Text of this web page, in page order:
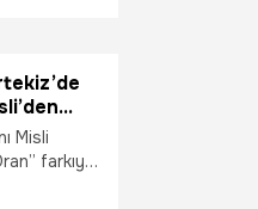
Misli
farkıyla